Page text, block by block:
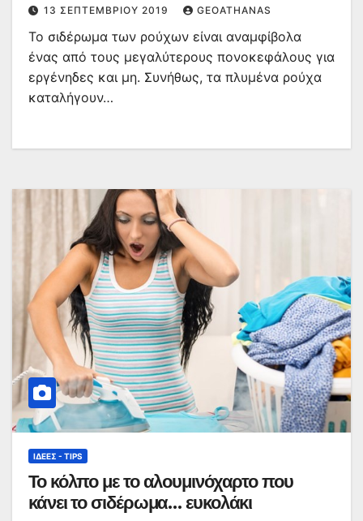
13 ΣΕΠΤΕΜΒΡΊΟΥ 2019 GEOATHANAS
Το σιδέρωμα των ρούχων είναι αναμφίβολα
ένας από τους μεγαλύτερους πονοκεφάλους για
εργένηδες και μη. Συνήθως, τα πλυμένα ρούχα
καταλήγουν…
ΙΔΈΕΣ - TIPS
Το κόλπο με το αλουμινόχαρτο που
κάνει το σιδέρωμα… ευκολάκι